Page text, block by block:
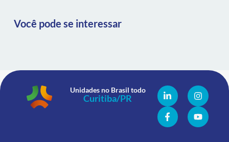
Você pode se interessar
Unidades no Brasil todo